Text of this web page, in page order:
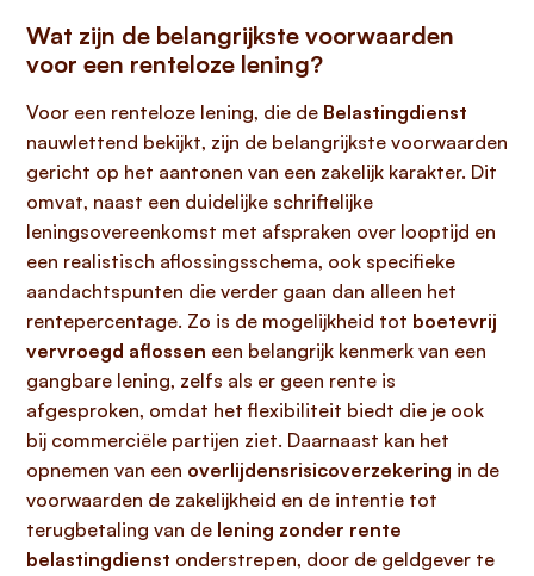
Wat zijn de belangrijkste voorwaarden
voor een renteloze lening?
Voor een renteloze lening, die de Belastingdienst
nauwlettend bekijkt, zijn de belangrijkste voorwaarden
gericht op het aantonen van een zakelijk karakter. Dit
omvat, naast een duidelijke schriftelijke
leningsovereenkomst met afspraken over looptijd en
een realistisch aflossingsschema, ook specifieke
aandachtspunten die verder gaan dan alleen het
rentepercentage. Zo is de mogelijkheid tot boetevrij
vervroegd aflossen een belangrijk kenmerk van een
gangbare lening, zelfs als er geen rente is
afgesproken, omdat het flexibiliteit biedt die je ook
bij commerciële partijen ziet. Daarnaast kan het
opnemen van een overlijdensrisicoverzekering in de
voorwaarden de zakelijkheid en de intentie tot
terugbetaling van de lening zonder rente
belastingdienst onderstrepen, door de geldgever te